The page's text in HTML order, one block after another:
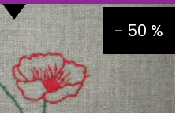
- 50 %